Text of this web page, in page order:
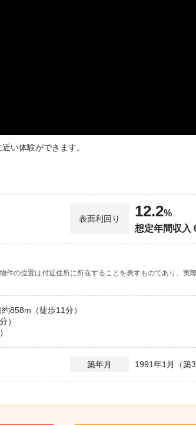
い体験ができます。
表面利回り 12.2%
想定年間収入
件の位置は付近住所に所在することを表すものであり、実
858m（徒歩11分）
）
築年月 1991年1月（築